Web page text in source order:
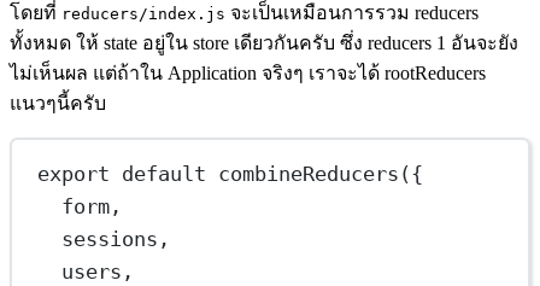
โดยที่ reducers/index.js จะเป็นเหมือนการรวม reducers
ทั้งหมด ให้ state อยู่ใน store เดียวกันครับ ซึ่ง reducers 1 อันจะยัง
ไม่เห็นผล แต่ถ้าใน Application จริงๆ เราจะได้ rootReducers
แนวๆนี้ครับ
export default combineReducers ({
form ,
sessions ,
users ,